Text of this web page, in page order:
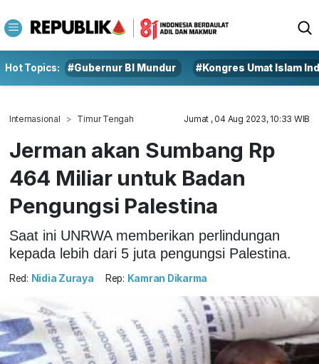
Hot Topics: #Gubernur BI Mundur #Kongres Umat Islam
Internasional Timur Tengah Jumat , 04 Aug 2023, 10:33 WIB
Jerman akan Sumbang Rp
464 Miliar untuk Badan
Pengungsi Palestina
Saat ini UNRWA memberikan perlindungan
kepada lebih dari 5 juta pengungsi Palestina.
Red: Nidia Zuraya Rep: Kamran Dikarma